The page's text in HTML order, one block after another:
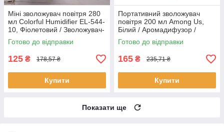
Міні зволожувач повітря 280
мл Colorful Humidifier EL-544-
10, Фіолетовий / Зволожувач-
очисник повітря
Готово до відправки
125 ₴ 178,57 ₴
Купити
Портативний зволожувач
повітря 200 мл Among Us,
Білий / Аромадифузор /
Настільний зволожувач
повітря
Готово до відправки
165 ₴ 235,71 ₴
Купити
Показати ще